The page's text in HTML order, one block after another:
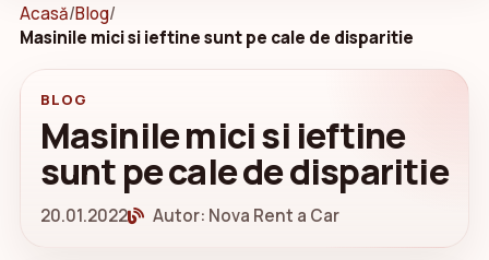
Acasă/Blog/
Masinile mici si ieftine sunt pe cale de disparitie
BLOG
Masinile mici si ieftine
sunt pe cale de disparitie
20.01.2022 Autor: Nova Rent a Car